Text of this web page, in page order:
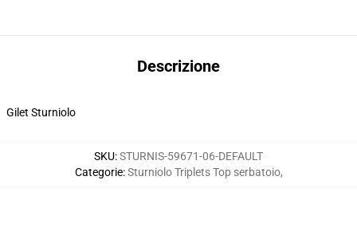
Descrizione
Gilet Sturniolo
SKU:STURNIS-59671-06-DEFAULT
Categorie:Sturniolo Triplets Top serbatoio,